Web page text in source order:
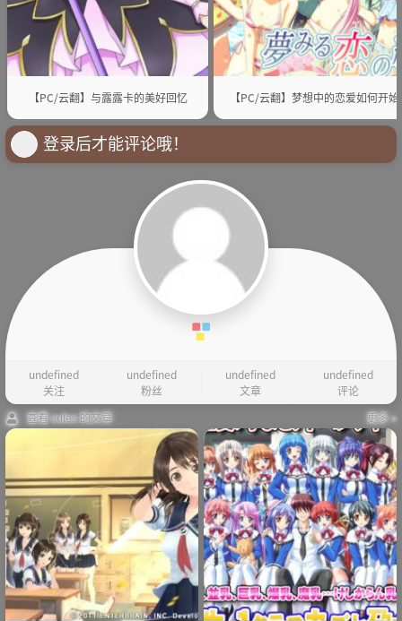
【PC/云翻】与露露卡的美好回忆 【PC/云翻】梦想中的恋爱如何开始
登录后才能评论哦！
undefined
关注
undefined
粉丝
undefined
文章
undefined
评论
查看 cules 的文章
更多 »